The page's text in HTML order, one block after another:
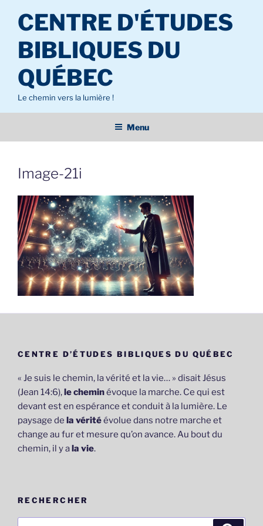
contenu
principal
CENTRE D'ÉTUDES
BIBLIQUES DU
QUÉBEC
Le chemin vers la lumière !
Menu
Image-21i
CENTRE D’ÉTUDES BIBLIQUES DU QUÉBEC
« Je suis le chemin, la vérité et la vie… » disait Jésus
(Jean 14:6),le cheminévoque la marche. Ce qui est
devant est en espérance et conduit à la lumière. Le
paysage de la véritéévolue dans notre marche et
change au fur et mesure qu’on avance. Au bout du
chemin, il y ala vie.
RECHERCHER